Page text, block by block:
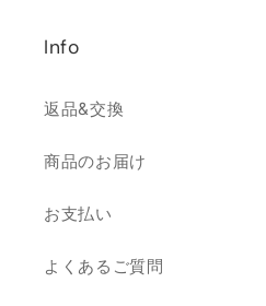
Info
返品&交換
商品のお届け
お支払い
よくあるご質問